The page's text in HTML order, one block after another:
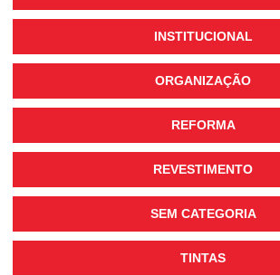
INSTITUCIONAL
ORGANIZAÇÃO
REFORMA
REVESTIMENTO
SEM CATEGORIA
TINTAS